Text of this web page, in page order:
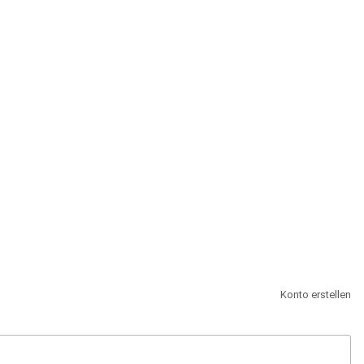
Konto erstellen